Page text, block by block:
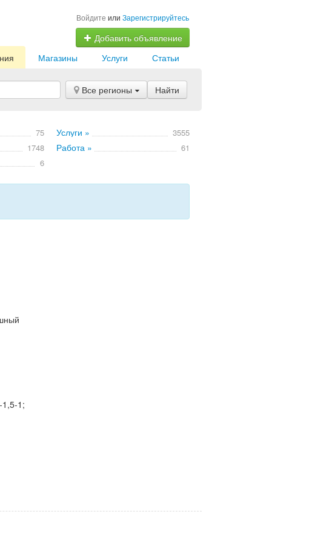
Войдите или Зарегистрируйтесь
Добавить объявление
Статьи
Услуги
Магазины
Все регионы Найти
75 Услуги » 3555
1748 Работа » 61
6
1;